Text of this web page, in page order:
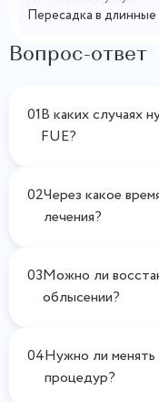
Пересадка в
Вопрос-ответ
01В каких случаях
FUE?
02Через какое
лечения?
03Можно ли
облысении?
04Нужно ли
процедур?